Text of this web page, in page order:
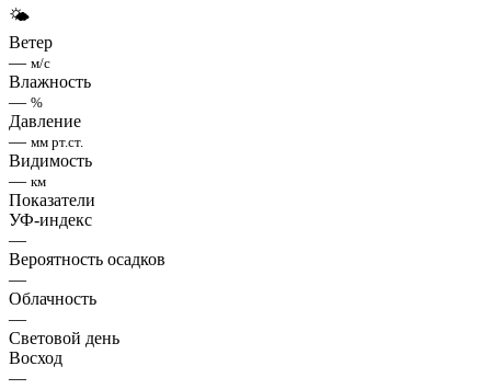
🌤
Ветер
— м/с
Влажность
— %
Давление
— мм рт.ст.
Видимость
— км
Показатели
УФ-индекс
—
Вероятность осадков
—
Облачность
—
Световой день
Восход
—